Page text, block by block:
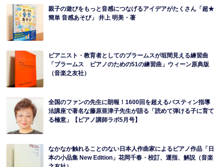
親子の遊びをもっと音感につなげるアイデアがたくさん「超★
簡単 音感あそび」 井上 明美・著
ピアニスト・教育者としてのブラームスが垣間見える練習曲
「ブラームス ピアノのための51の練習曲」ウィーン原典版
（音楽之友社）
全国のファンの先生に朗報！1600回を超えるバスティン指導
法講座で著名な藤原亜津子先生が語る「読めて弾ける子に育て
る極意」【ピアノ講師ラボ5月号】
なかなか触れることのない日本人作曲家によるピアノ作品「日
本の小品集 New Edition」花岡千春・校訂、運指、解説（音楽